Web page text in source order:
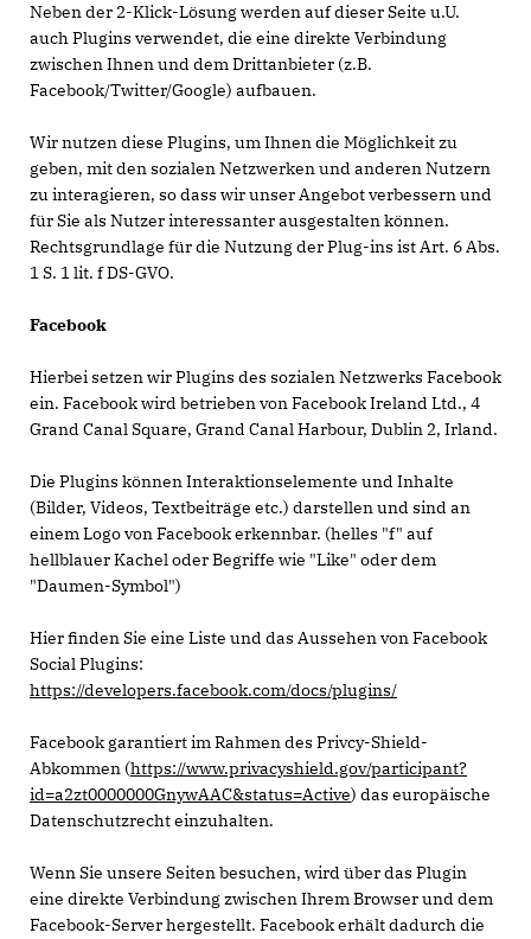
Neben der 2-Klick-Lösung werden auf dieser Seite u.U.
auch Plugins verwendet, die eine direkte Verbindung
zwischen Ihnen und dem Drittanbieter (z.B.
Facebook/Twitter/Google) aufbauen.
Wir nutzen diese Plugins, um Ihnen die Möglichkeit zu
geben, mit den sozialen Netzwerken und anderen Nutzern
zu interagieren, so dass wir unser Angebot verbessern und
für Sie als Nutzer interessanter ausgestalten können.
Rechtsgrundlage für die Nutzung der Plug-ins ist Art. 6 Abs.
1 S. 1 lit. f DS-GVO.
Facebook
Hierbei setzen wir Plugins des sozialen Netzwerks Facebook
ein. Facebook wird betrieben von Facebook Ireland Ltd., 4
Grand Canal Square, Grand Canal Harbour, Dublin 2, Irland.
Die Plugins können Interaktionselemente und Inhalte
(Bilder, Videos, Textbeiträge etc.) darstellen und sind an
einem Logo von Facebook erkennbar. (helles "f" auf
hellblauer Kachel oder Begriffe wie "Like" oder dem
"Daumen-Symbol")
Hier finden Sie eine Liste und das Aussehen von Facebook
Social Plugins:
https://developers.facebook.com/docs/plugins/
Facebook garantiert im Rahmen des Privcy-Shield-
Abkommen (https://www.privacyshield.gov/participant?
id=a2zt0000000GnywAAC&status=Active) das europäische
Datenschutzrecht einzuhalten.
Wenn Sie unsere Seiten besuchen, wird über das Plugin
eine direkte Verbindung zwischen Ihrem Browser und dem
Facebook-Server hergestellt. Facebook erhält dadurch die